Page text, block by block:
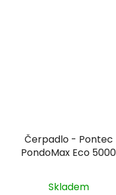
Čerpadlo - Pontec
PondoMax Eco 5000
Skladem